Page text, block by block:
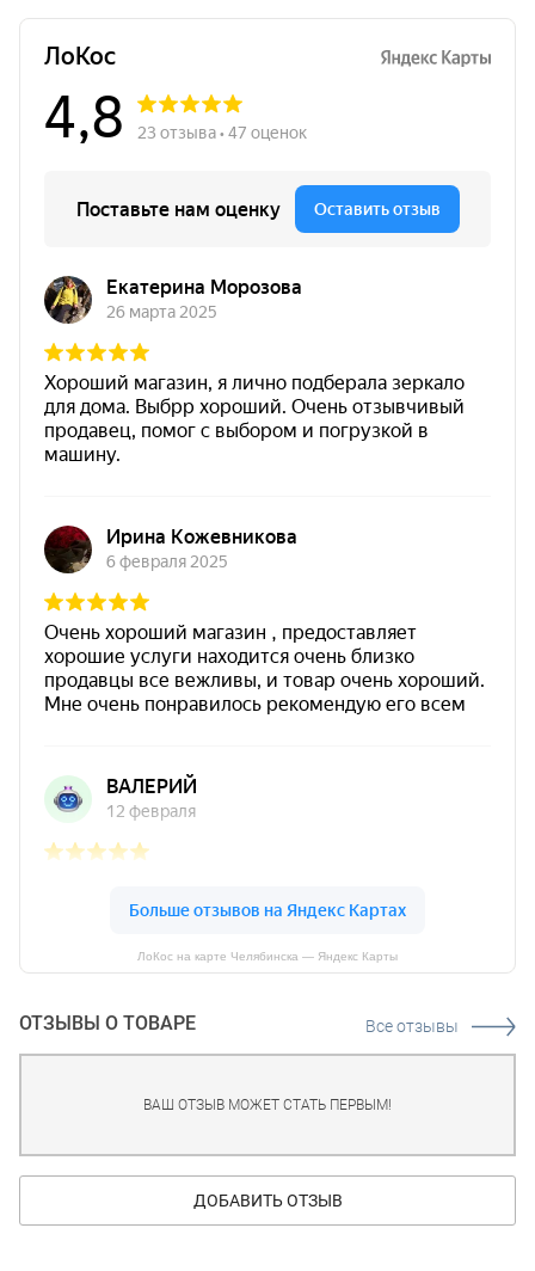
ЛоКос на карте Челябинска — Яндекс Карты
ОТЗЫВЫ О ТОВАРЕ Все отзывы
ВАШ ОТЗЫВ МОЖЕТ СТАТЬ ПЕРВЫМ!
ДОБАВИТЬ ОТЗЫВ